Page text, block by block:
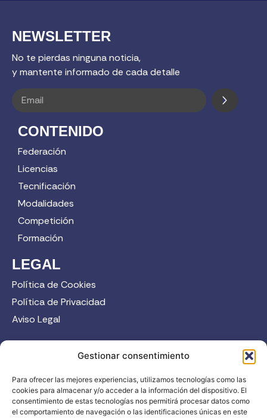
Gestionar consentimiento
Para ofrecer las mejores experiencias, utilizamos tecnologías como las
cookies para almacenar y/o acceder a la información del dispositivo. El
consentimiento de estas tecnologías nos permitirá procesar datos como
el comportamiento de navegación o las identificaciones únicas en este
NEWSLETTER
No te pierdas ninguna noticia,
y mantente informado de cada detalle
CONTENIDO
Federación
Licencias
Tecnificación
Modalidades
Competición
Formación
LEGAL
Política de Cookies
Política de Privacidad
Aviso Legal
CONTACTO
info@fadi.es
C/ Carmen de Burgos, 14, 18008 Granada